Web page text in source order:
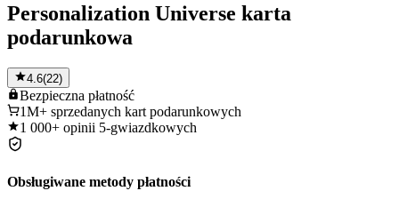
Personalization Universe karta
podarunkowa
4.6(22)
Bezpieczna płatność
1M+ sprzedanych kart podarunkowych
1 000+ opinii 5-gwiazdkowych
Obsługiwane metody płatności